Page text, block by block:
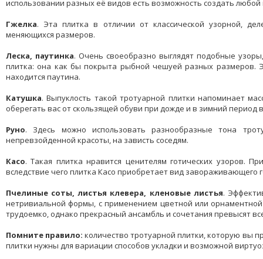
использовании разных её видов есть возможность создать
Гжелка. Эта плитка в отличии от классической узорной,
меняющихся размеров.
Леска, паутинка. Очень своеобразно выглядят подобные
плитка: она как бы покрыта рыбной чешуей разных размеров.
находится паутина.
Катушка. Выпуклость такой тротуарной плитки напоминает
оберегать вас от скользящей обуви при дожде и в зимний период
Руно. Здесь можно использовать разнообразные тона
непревзойденной красоты, на зависть соседям.
Касо. Такая плитка нравится ценителям готических узоров.
вследствие чего плитка Касо приобретает вид завораживающего
Пчелиные соты, листья клевера, кленовые листья.
нетривиальной формы, с применением цветной или
трудоемко, однако прекрасный ансамбль и сочетания превысят
Помните правило: количество тротуарной плитки, которую вы
плитки нужны для вариации способов укладки и возможной